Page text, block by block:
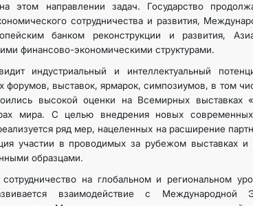
этом направлении задач. Государство
сотрудничества и развития,
банком реконструкции и развития,
финансово-экономическими структурами.
индустриальный и интеллектуальный
форумов, выставок, ярмарок, симпозиумов, в том
высокой оценки на Всемирных
мира. С целью внедрения новых
ряд мер, нацеленных на расширение
участии в проводимых за рубежом выставках и
образцами.
на глобальном и региональном
взаимодействие с Международной